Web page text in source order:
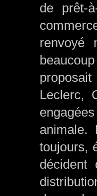
de prêt-
renvoyé
Leclerc,
animale.
toujours,
décident